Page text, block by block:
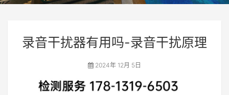
录音干扰器有用吗-录音干扰原理
2024年 12月 5日